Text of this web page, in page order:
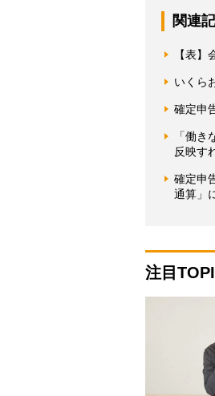
関連
【表
いくら
確定申
「働
反映す
確定申
通算」
注目